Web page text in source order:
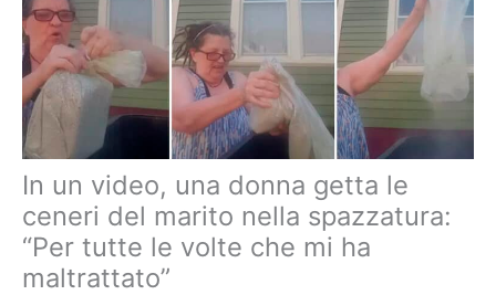
In un video, una donna getta le
ceneri del marito nella spazzatura:
“Per tutte le volte che mi ha
maltrattato”